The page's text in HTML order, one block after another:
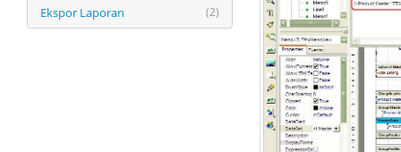
(2)
Ekspor Laporan